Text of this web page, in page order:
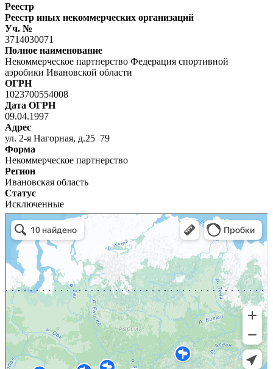
Реестр
Реестр иных некоммерческих организаций
Уч. №
3714030071
Полное наименование
Некоммерческое партнерство Федерация спортивной
аэробики Ивановской области
ОГРН
1023700554008
Дата ОГРН
09.04.1997
Адрес
ул. 2-я Нагорная, д.25 79
Форма
Некоммерческое партнерство
Регион
Ивановская область
Статус
Исключенные